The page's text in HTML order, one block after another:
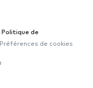
Politique de
Préférences de cookies